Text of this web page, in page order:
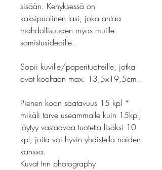
sisään. Kehyksessä on
kaksipuolinen lasi, joka antaa
mahdollisuuden myös muille
somistusideoille.
Sopii kuville/paperituotteille, jotka
ovat kooltaan max. 13,5x19,5cm.
Pienen koon saatavuus 15 kpl *
mikäli tarve useammalle kuin 15kpl,
löytyy vastaavaa tuotetta lisäksi 10
kpl, joita voi hyvin yhdistellä näiden
kanssa.
Kuvat tnn photography